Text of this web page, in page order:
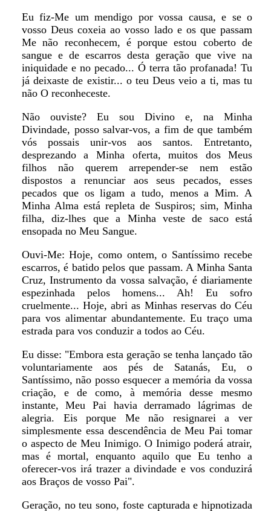
Eu fiz-Me um mendigo por vossa causa, e se o
vosso Deus coxeia ao vosso lado e os que passam
Me não reconhecem, é porque estou coberto de
sangue e de escarros desta geração que vive na
iniquidade e no pecado... Ó terra tão profanada! Tu
já deixaste de existir... o teu Deus veio a ti, mas tu
não O reconheceste.
Não ouviste? Eu sou Divino e, na Minha
Divindade, posso salvar-vos, a fim de que também
vós possais unir-vos aos santos. Entretanto,
desprezando a Minha oferta, muitos dos Meus
filhos não querem arrepender-se nem estão
dispostos a renunciar aos seus pecados, esses
pecados que os ligam a tudo, menos a Mim. A
Minha Alma está repleta de Suspiros; sim, Minha
filha, diz-lhes que a Minha veste de saco está
ensopada no Meu Sangue.
Ouvi-Me: Hoje, como ontem, o Santíssimo recebe
escarros, é batido pelos que passam. A Minha Santa
Cruz, Instrumento da vossa salvação, é diariamente
espezinhada pelos homens... Ah! Eu sofro
cruelmente... Hoje, abri as Minhas reservas do Céu
para vos alimentar abundantemente. Eu traço uma
estrada para vos conduzir a todos ao Céu.
Eu disse: "Embora esta geração se tenha lançado tão
voluntariamente aos pés de Satanás, Eu, o
Santíssimo, não posso esquecer a memória da vossa
criação, e de como, à memória desse mesmo
instante, Meu Pai havia derramado lágrimas de
alegria. Eis porque Me não resignarei a ver
simplesmente essa descendência de Meu Pai tomar
o aspecto de Meu Inimigo. O Inimigo poderá atrair,
mas é mortal, enquanto aquilo que Eu tenho a
oferecer-vos irá trazer a divindade e vos conduzirá
aos Braços de vosso Pai".
Geração, no teu sono, foste capturada e hipnotizada